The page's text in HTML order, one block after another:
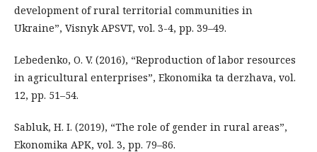
development of rural territorial communities in
Ukraine”, Visnyk APSVT, vol. 3-4, pp. 39–49.
Lebedenko, O. V. (2016), “Reproduction of labor resources
in agricultural enterprises”, Ekonomika ta derzhava, vol.
12, pp. 51–54.
Sabluk, H. I. (2019), “The role of gender in rural areas”,
Ekonomika APK, vol. 3, pp. 79–86.